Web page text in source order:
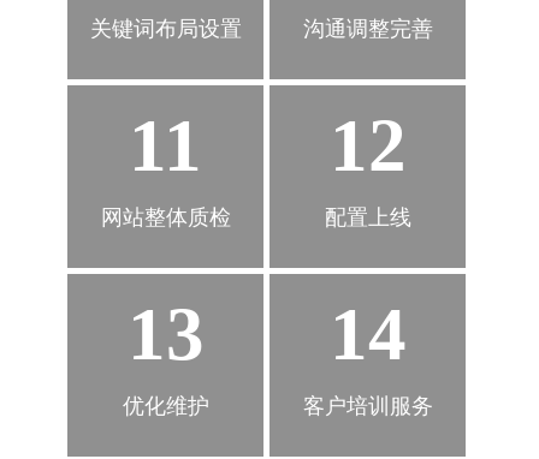
关键词布局设置 沟通调整完善
11
网站整体质检
12
配置上线
13
优化维护
14
客户培训服务